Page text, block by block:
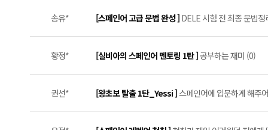
송유* [스페인어 고급 문법 완성 ] DELE 시험 전 최종 문법
황정* [실비아의 스페인어 멘토링 1탄 ]공부하는 재미 (0)
권선* [왕초보 탈출 1탄_Yessi ]스페인어에 입문하게 해주